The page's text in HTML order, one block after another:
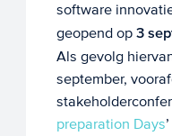
software
geopend op 3
Als gevolg
september,
preparation Days